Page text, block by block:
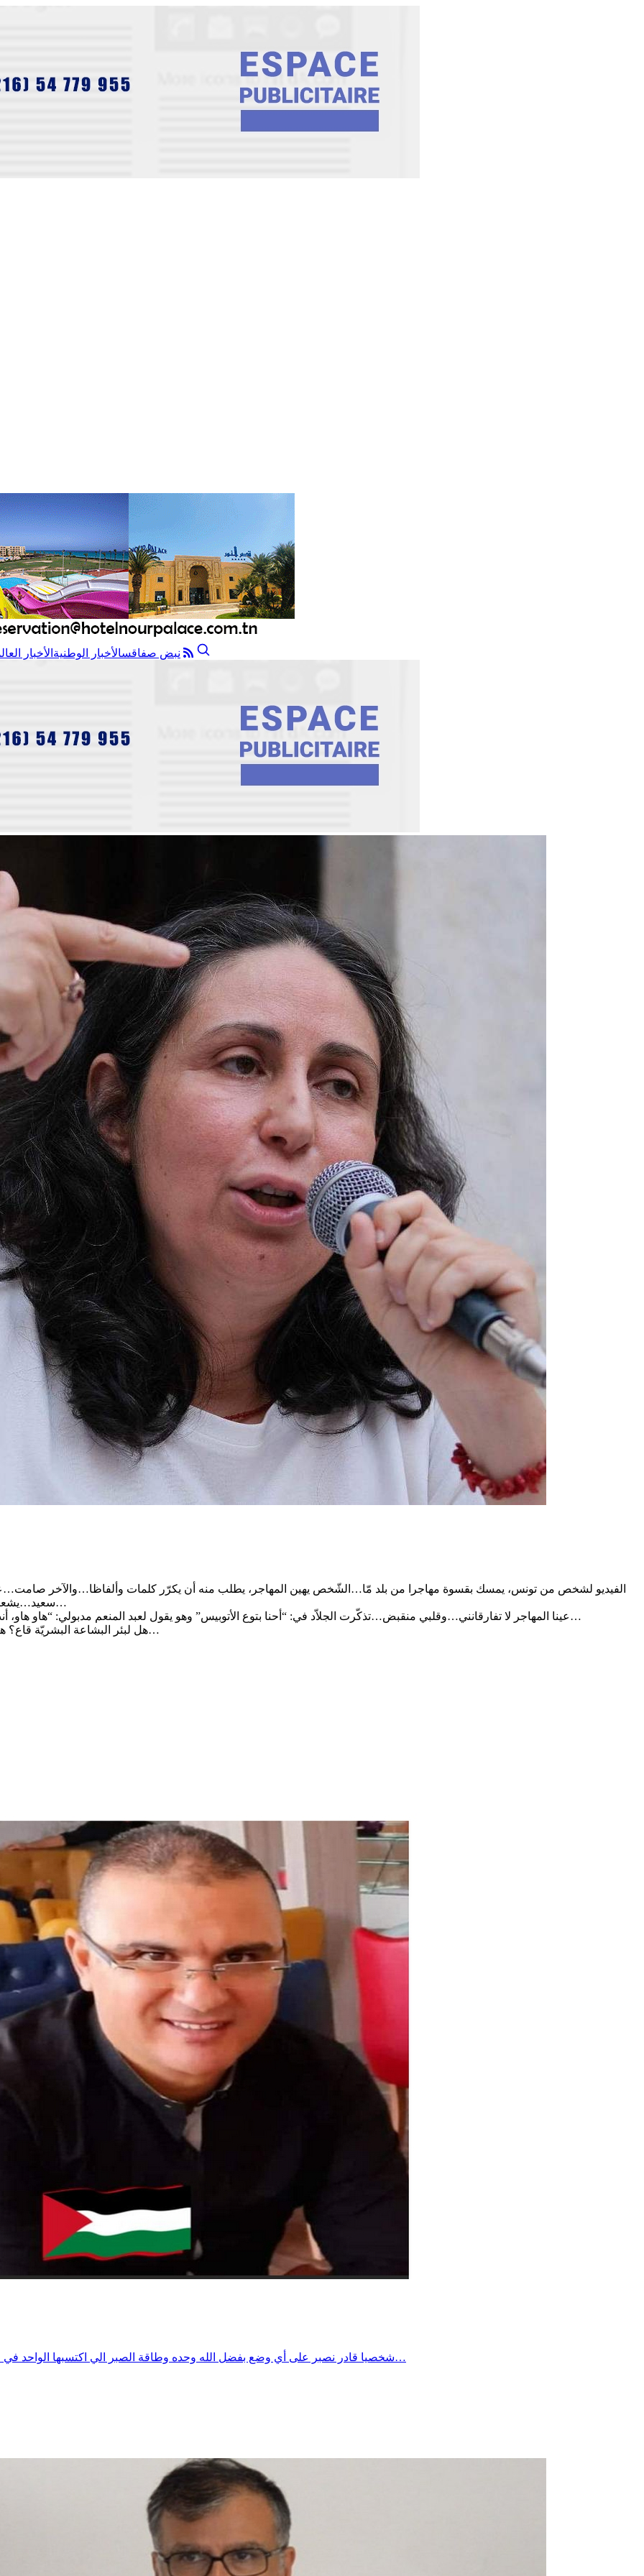
نبض صفاقسالأخبار الوطنية الأخبار
الفيديو لشخص من تونس، يمسك بقسوة مهاجرا من بلد مّا…الشّخص يهين المهاجر، يطلب منه أن يكرّر كلمات وألفاظا…والآخر
سعيد…يشعر بنشوة نصر وهميّ في ذهنه…هو أيضا ضحيّة جهل وتخلّف وموت قيم…
عينا المهاجر لا تفارقانني…وقلبي منقبض…تذكّرت الجلاّد في: “أحنا بتوع الأتوبيس” وهو يقول لعبد المنعم مدبولي: “هاو هاو، أنت كلب”…قتلني ذلك المشهد، وإذا بي أشاهد نظيره اليوم، على اللايف…
هل لبئر البشاعة البشريّة قاع؟ هل من حدّ للصّبر على هذا الوجع؟ كم نحن مفتقرون إلى الحكمة لنصبر…
شخصيا قادر نصبر على أي وضع بفضل الله وحده وطاقة الصبر الي اكتسبها الواحد في حياته لكن هناك الكثير من المرضى وكبار السن والأطفال لا طاقة لهم…